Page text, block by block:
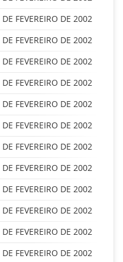
FEVEREIRO DE 2002
FEVEREIRO DE 2002
FEVEREIRO DE 2002
FEVEREIRO DE 2002
FEVEREIRO DE 2002
FEVEREIRO DE 2002
FEVEREIRO DE 2002
FEVEREIRO DE 2002
FEVEREIRO DE 2002
FEVEREIRO DE 2002
FEVEREIRO DE 2002
FEVEREIRO DE 2002